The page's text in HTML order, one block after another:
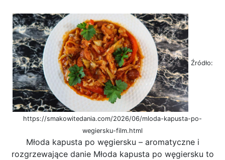
Źródło:
https://smakowitedania.com/2026/06/mloda-kapusta-po-
wegiersku-film.html
Młoda kapusta po węgiersku – aromatyczne i
rozgrzewające danie Młoda kapusta po węgiersku to